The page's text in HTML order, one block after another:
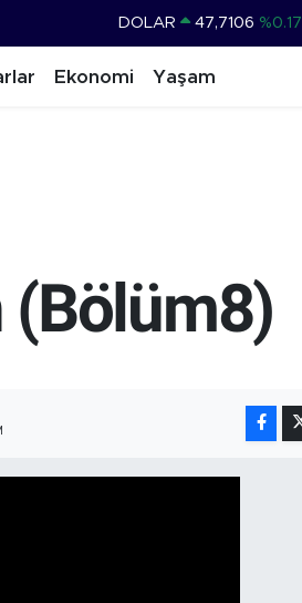
DOLAR 47,7106 %0.17
Ekonomi Yaşam
(Bölüm8)